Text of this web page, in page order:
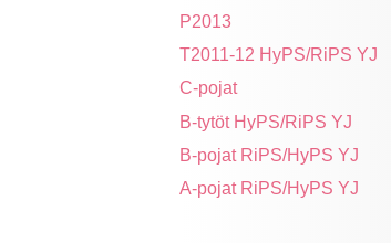
P2013
T2011-12 HyPS/RiPS YJ
C-pojat
B-tytöt HyPS/RiPS YJ
B-pojat RiPS/HyPS YJ
A-pojat RiPS/HyPS YJ